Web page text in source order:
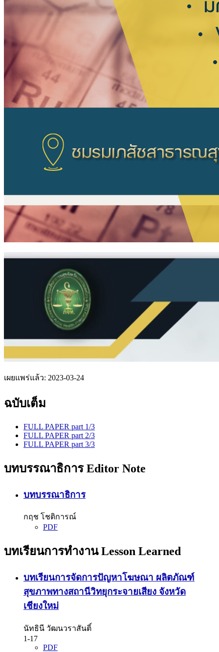
เผยแพร่แล้ว: 2023-03-24
ฉบับเต็ม
FULL PAPER part 1/3
FULL PAPER part 2/3
FULL PAPER part 3/3
บทบรรณาธิการ Editor Note
บทบรรณาธิการ
กฤช โชติการณ์
PDF
บทเรียนการทำงาน Lesson Learned
บทเรียนการจัดการปัญหาโฆษณา ผลิตภัณฑ์
สุขภาพทางสถานีวิทยุกระจายเสียง จังหวัด
เชียงใหม่
นัทธินี วัฒนวราสันติ์
1-17
PDF